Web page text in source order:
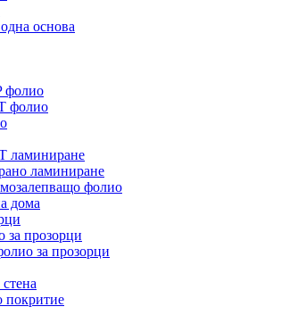
основа
фолио
фолио
ламиниране
ламиниране
фолио
дома
за прозорци
за прозорци
покритие